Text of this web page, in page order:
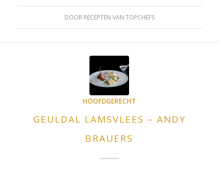
DOOR RECEPTEN VAN TOPCHEFS
HOOFDGERECHT
GEULDAL LAMSVLEES – ANDY
BRAUERS